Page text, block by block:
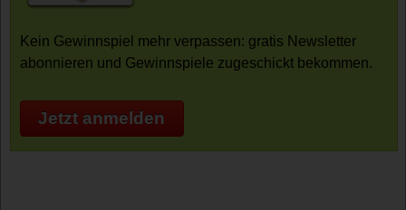
Kein Gewinnspiel mehr verpassen: gratis Newsletter
abonnieren und Gewinnspiele zugeschickt bekommen.
Jetzt anmelden